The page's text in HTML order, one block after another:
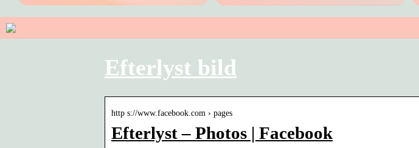
Efterlyst bild
http s://www.facebook.com › pages
Efterlyst – Photos | Facebook